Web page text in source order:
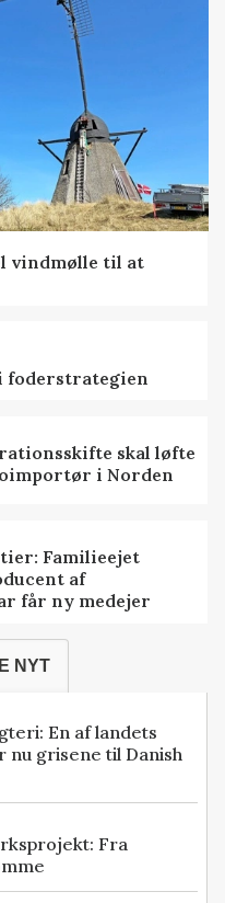
vindmølle til at
foderstrategien
skal løfte
i Norden
Familieejet
af
får ny medejer
NYT
En af landets
grisene til Danish
Fra